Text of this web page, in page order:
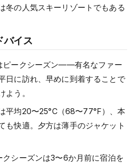
冬の人気スキーリゾートでもある
バイス
ピークシーズン——有名なファー
日に訪れ、早めに到着することで
よう。
平均20〜25°C（68〜77°F）、本
も快適。夕方は薄手のジャケット
クシーズンは3〜6か月前に宿泊を